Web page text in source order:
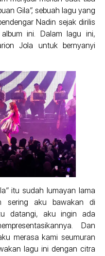
Gila”, sebuah lagu yang
Nadin sejak dirilis
ini. Dalam lagu ini,
Jola untuk bernyanyi
itu sudah lumayan lama
sering aku bawakan di
datangi, aku ingin ada
Dan
merasa kami seumuran
lagu ini dengan citra